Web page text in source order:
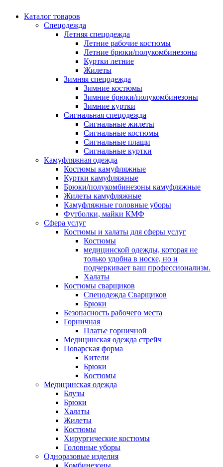
Каталог товаров
Спецодежда
Летняя спецодежда
Летние рабочие костюмы
Летние брюки/полукомбинезоны
Куртки летние
Жилеты
Зимняя спецодежда
Зимние костюмы
Зимние брюки/полукомбинезоны
Зимние куртки
Сигнальная спецодежда
Сигнальные жилеты
Сигнальные костюмы
Сигнальные плащи
Сигнальные куртки
Камуфляжная одежда
Костюмы камуфляжные
Куртки камуфляжные
Брюки/полукомбинезоны камуфляжные
Жилеты камуфляжные
Камуфляжные головные уборы
Футболки, майки КМФ
Сфера услуг
Костюмы и халаты для сферы услуг
Костюмы
медицинской одежды, которая не
только удобна в носке, но и
подчеркивает ваш профессионализм.
Халаты
Костюмы сварщиков
Спецодежда Сварщиков
Брюки
Безопасность рабочего места
Горничная
Платье горничной
Медицинская одежда стрейч
Поварская форма
Кители
Брюки
Костюмы
Медицинская одежда
Блузы
Брюки
Халаты
Жилеты
Костюмы
Хирургические костюмы
Головные уборы
Одноразовые изделия
Комбинезоны